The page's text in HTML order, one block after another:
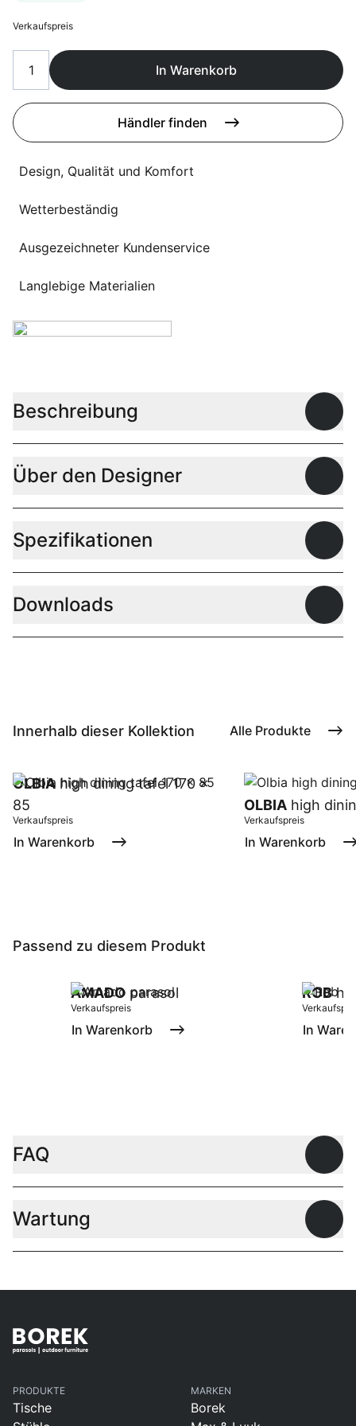
Verkaufspreis
In Warenkorb
Händler finden
Design, Qualität und Komfort
Wetterbeständig
Ausgezeichneter Kundenservice
Langlebige Materialien
Beschreibung
Über den Designer
Spezifikationen
Downloads
Innerhalb dieser Kollektion Alle Produkte
OLBIA high dining tafel 170 x
85
Verkaufspreis
In Warenkorb
OLBIAhigh
Verkaufspreis
In Warenkorb
Passend zu diesem Produkt
AMADOparasol
Verkaufspreis
In Warenkorb
ROB
In
FAQ
Wartung
PRODUKTE
Tische
MARKEN
Borek